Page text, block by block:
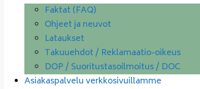
Faktat (FAQ)
Ohjeet ja neuvot
Lataukset
Takuuehdot / Reklamaatio-oikeus
DOP / Suoritustasoilmoitus / DOC
Asiakaspalvelu verkkosivuillamme